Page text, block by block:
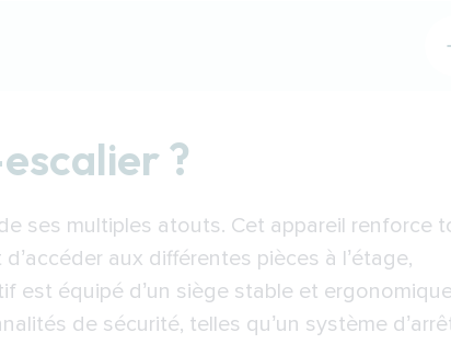
?
ses multiples atouts. Cet appareil renforce
aux différentes pièces à l’étage,
équipé d’un siège stable et
de sécurité, telles qu’un système